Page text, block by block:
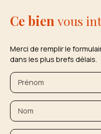
Ce bien vous
Merci de remplir le
dans les plus brefs délais.
Prénom
Nom